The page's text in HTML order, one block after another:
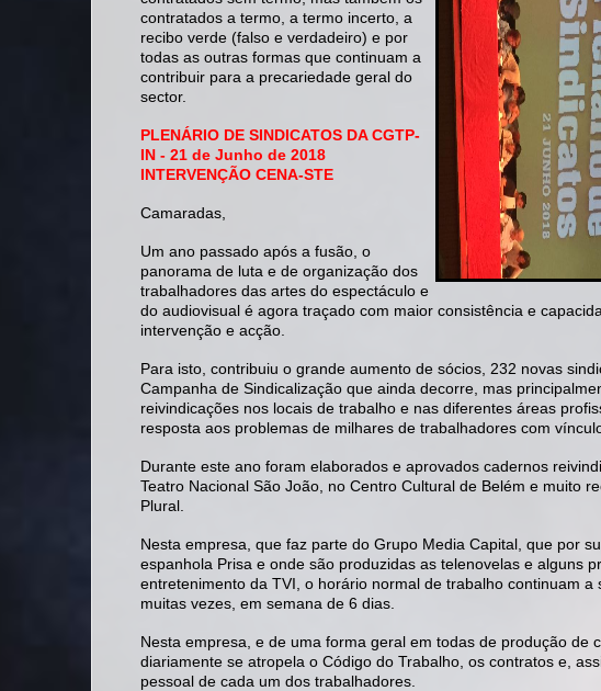
contratados a termo, a termo incerto, a
recibo verde (falso e verdadeiro) e por
todas as outras formas que continuam a
contribuir para a precariedade geral do
sector.
PLENÁRIO DE SINDICATOS DA CGTP-
IN - 21 de Junho de 2018
INTERVENÇÃO CENA-STE
Camaradas,
Um ano passado após a fusão, o
panorama de luta e de organização dos
trabalhadores das artes do espectáculo e
do audiovisual é agora traçado com maior consistência e
intervenção e acção.
Para isto, contribuiu o grande aumento de sócios, 232 novas
Campanha de Sindicalização que ainda decorre, mas
reivindicações nos locais de trabalho e nas diferentes áreas
resposta aos problemas de milhares de trabalhadores com
Durante este ano foram elaborados e aprovados cadernos
Teatro Nacional São João, no Centro Cultural de Belém e muito
Plural.
Nesta empresa, que faz parte do Grupo Media Capital, que por
espanhola Prisa e onde são produzidas as telenovelas e alguns
entretenimento da TVI, o horário normal de trabalho continuam a
muitas vezes, em semana de 6 dias.
Nesta empresa, e de uma forma geral em todas de produção de
diariamente se atropela o Código do Trabalho, os contratos e,
pessoal de cada um dos trabalhadores.